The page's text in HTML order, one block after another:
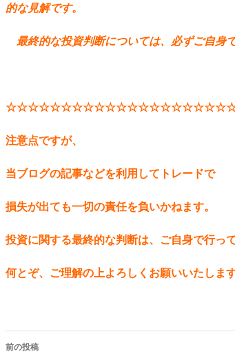
的な見解です。
最終的な投資判断については、必ずご自身
注意点ですが、
当ブログの記事などを利用してトレードで
損失が出ても一切の責任を負いかねます。
投資に関する最終的な判断は、ご自身で行っ
何とぞ、ご理解の上よろしくお願いいたします
投
前の投稿